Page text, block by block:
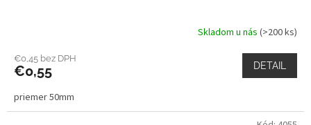
Skladom u nás (>200 ks)
€0,45 bez DPH
€0,55 DETAIL
priemer 50mm